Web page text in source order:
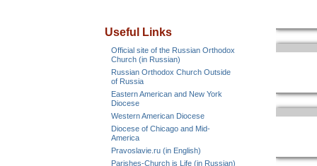
Useful Links
Official site of the Russian Orthodox
Church (in Russian)
Russian Orthodox Church Outside
of Russia
Eastern American and New York
Diocese
Western American Diocese
Diocese of Chicago and Mid-
America
Pravoslavie.ru (in English)
Parishes-Church is Life (in Russian)